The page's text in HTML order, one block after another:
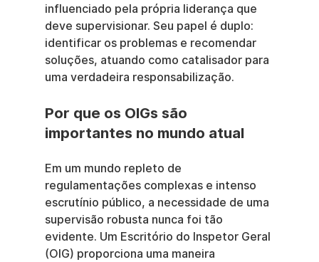
influenciado pela própria liderança que
deve supervisionar. Seu papel é duplo:
identificar os problemas e recomendar
soluções, atuando como catalisador para
uma verdadeira responsabilização.
Por que os OIGs são
importantes no mundo atual
Em um mundo repleto de
regulamentações complexas e intenso
escrutínio público, a necessidade de uma
supervisão robusta nunca foi tão
evidente. Um Escritório do Inspetor Geral
(OIG) proporciona uma maneira